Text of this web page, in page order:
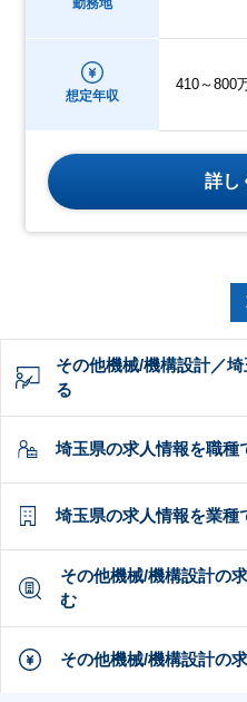
想定年収
410～800
詳し
その他機械/機構設計／
る
埼玉県の求人情報を職種
埼玉県の求人情報を業種
その他機械/機構設計の
む
その他機械/機構設計の